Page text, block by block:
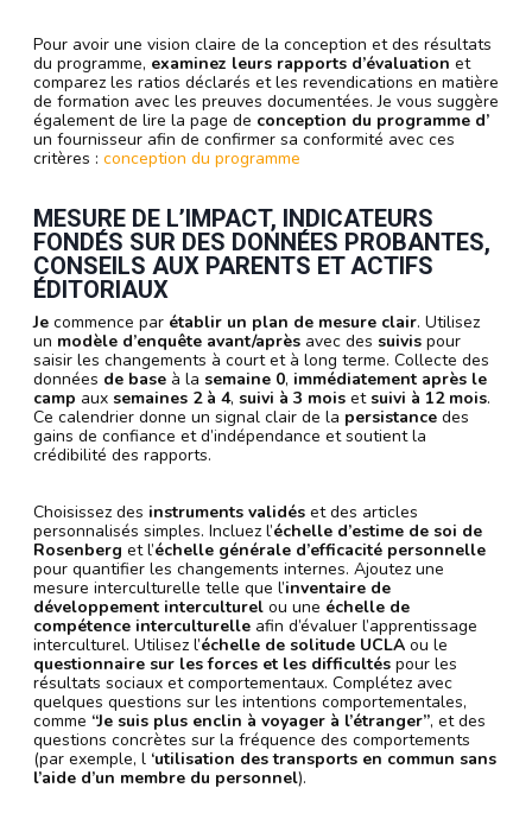
Pour avoir une vision claire de la conception et des résultats
du programme, examinez leurs rapports d’évaluation et
comparez les ratios déclarés et les revendications en matière
de formation avec les preuves documentées. Je vous suggère
également de lire la page de conception du programme d’
un fournisseur afin de confirmer sa conformité avec ces
critères : conception du programme
MESURE DE L’IMPACT, INDICATEURS
FONDÉS SUR DES DONNÉES PROBANTES,
CONSEILS AUX PARENTS ET ACTIFS
ÉDITORIAUX
Je commence par établir un plan de mesure clair. Utilisez
un modèle d’enquête avant/après avec des suivis pour
saisir les changements à court et à long terme. Collecte des
données de base à la semaine 0, immédiatement après le
camp aux semaines 2 à 4, suivi à 3 mois etsuivi à 12 mois.
Ce calendrier donne un signal clair de la persistance des
gains de confiance et d’indépendance et soutient la
crédibilité des rapports.
Choisissez des instruments validés et des articles
personnalisés simples. Incluez l’échelle d’estime de soi de
Rosenberg et l’échelle générale d’efficacité personnelle
pour quantifier les changements internes. Ajoutez une
mesure interculturelle telle que l’inventaire de
développement interculturel ou une échelle de
compétence interculturelle afin d’évaluer l’apprentissage
interculturel. Utilisez l’échelle de solitude UCLA ou le
questionnaire sur les forces et les difficultés pour les
résultats sociaux et comportementaux. Complétez avec
quelques questions sur les intentions comportementales,
comme “Je suis plus enclin à voyager à l’étranger”, et des
questions concrètes sur la fréquence des comportements
(par exemple, l ‘utilisation des transports en commun sans
l’aide d’un membre du personnel).